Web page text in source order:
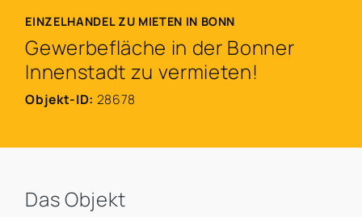
EINZELHANDEL ZU MIETEN IN BONN
Gewerbefläche in der Bonner
Innenstadt zu vermieten!
Objekt-ID: 28678
Das Objekt